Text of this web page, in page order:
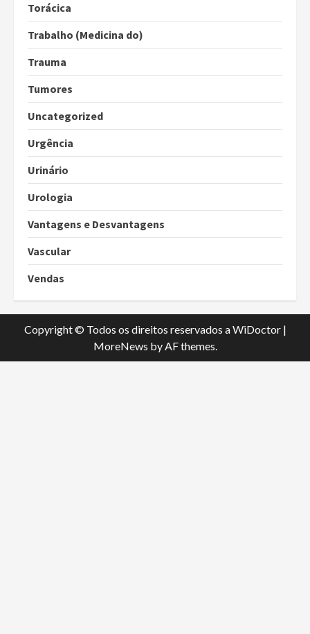
Torácica
Trabalho (Medicina do)
Trauma
Tumores
Uncategorized
Urgência
Urinário
Urologia
Vantagens e Desvantagens
Vascular
Vendas
Copyright © Todos os direitos reservados a WiDoctor |
MoreNews by AF themes.